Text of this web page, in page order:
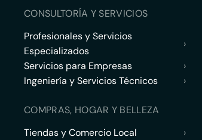
CONSULTORÍA Y SERVICIOS
Profesionales y Servicios
Especializados
›
Servicios para Empresas
›
Ingeniería y Servicios Técnicos
›
COMPRAS, HOGAR Y BELLEZA
Tiendas y Comercio Local
›